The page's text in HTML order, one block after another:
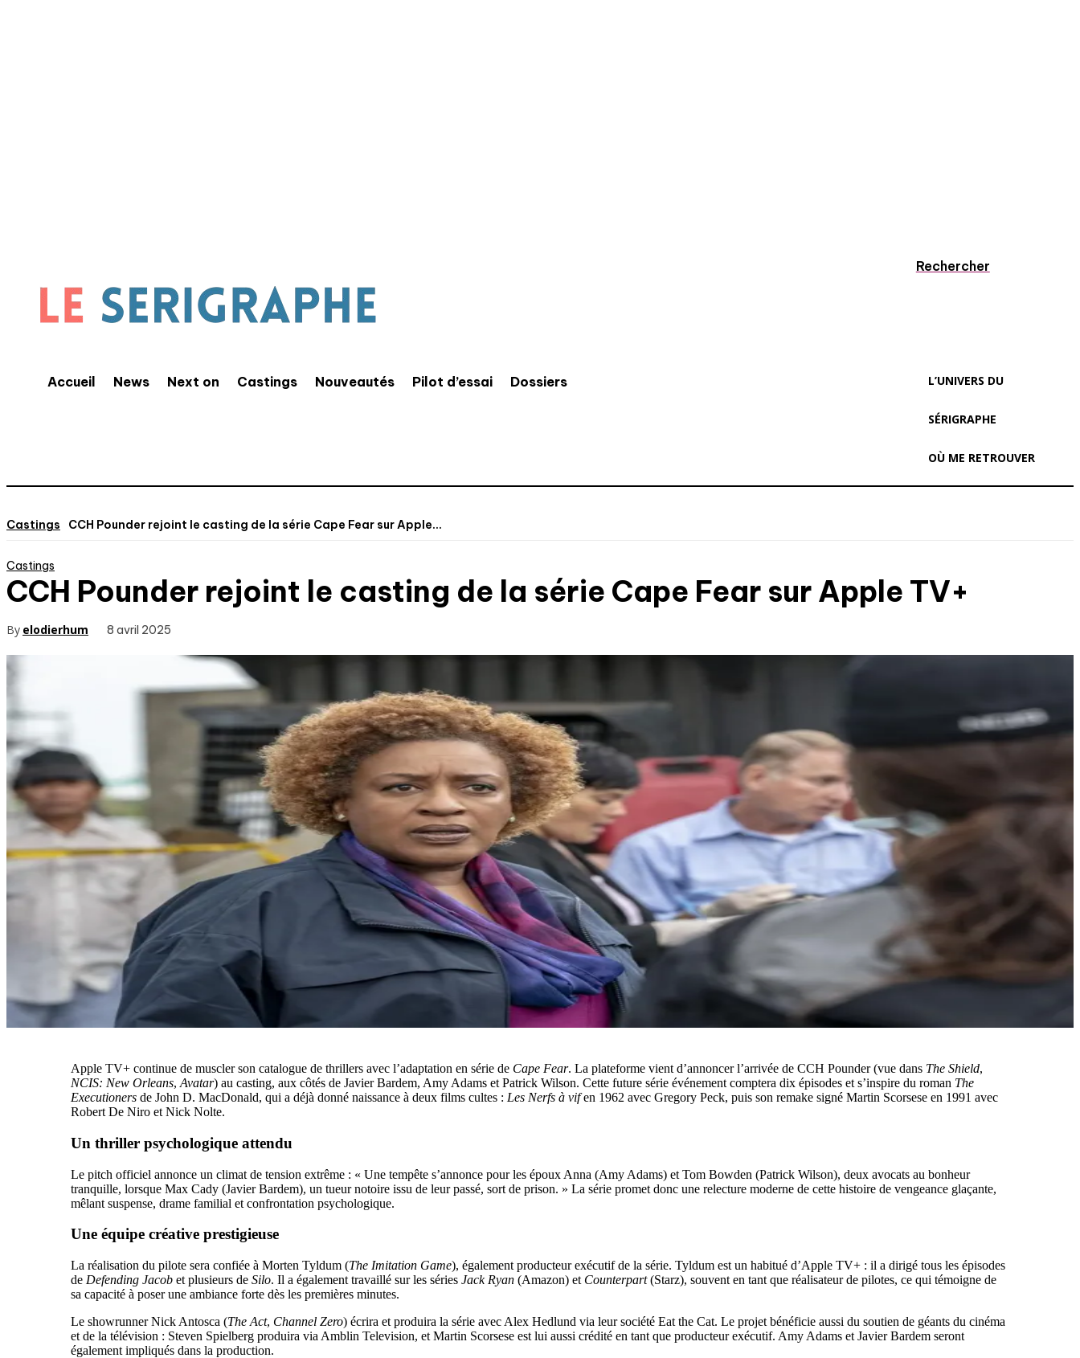
Accueil News Next on Castings Nouveautés Pilot d’essai Dossiers
Rechercher
L’UNIVERS DU
SÉRIGRAPHE
OÙ ME RETROUVER
Castings CCH Pounder rejoint le casting de la série Cape Fear sur Apple...
Castings
CCH Pounder rejoint le casting de la série Cape Fear sur Apple TV+
By elodierhum 8 avril 2025
Apple TV+ continue de muscler son catalogue de thrillers avec l’adaptation en série de Cape Fear. La plateforme vient d’annoncer l’arrivée de CCH Pounder (vue dans The Shield,
NCIS: New Orleans, Avatar) au casting, aux côtés de Javier Bardem, Amy Adams et Patrick Wilson. Cette future série événement comptera dix épisodes et s’inspire du roman The
Executioners de John D. MacDonald, qui a déjà donné naissance à deux films cultes : Les Nerfs à vifen 1962 avec Gregory Peck, puis son remake signé Martin Scorsese en 1991 avec
Robert De Niro et Nick Nolte.
Un thriller psychologique attendu
Le pitch officiel annonce un climat de tension extrême : « Une tempête s’annonce pour les époux Anna (Amy Adams) et Tom Bowden (Patrick Wilson), deux avocats au bonheur
tranquille, lorsque Max Cady (Javier Bardem), un tueur notoire issu de leur passé, sort de prison. » La série promet donc une relecture moderne de cette histoire de vengeance glaçante,
mêlant suspense, drame familial et confrontation psychologique.
Une équipe créative prestigieuse
La réalisation du pilote sera confiée à Morten Tyldum (The Imitation Game), également producteur exécutif de la série. Tyldum est un habitué d’Apple TV+ : il a dirigé tous les épisodes
de Defending Jacob et plusieurs de Silo. Il a également travaillé sur les séries Jack Ryan (Amazon) et Counterpart(Starz), souvent en tant que réalisateur de pilotes, ce qui témoigne de
sa capacité à poser une ambiance forte dès les premières minutes.
Le showrunner Nick Antosca (The Act, Channel Zero) écrira et produira la série avec Alex Hedlund via leur société Eat the Cat. Le projet bénéficie aussi du soutien de géants du cinéma
et de la télévision : Steven Spielberg produira via Amblin Television, et Martin Scorsese est lui aussi crédité en tant que producteur exécutif. Amy Adams et Javier Bardem seront
également impliqués dans la production.